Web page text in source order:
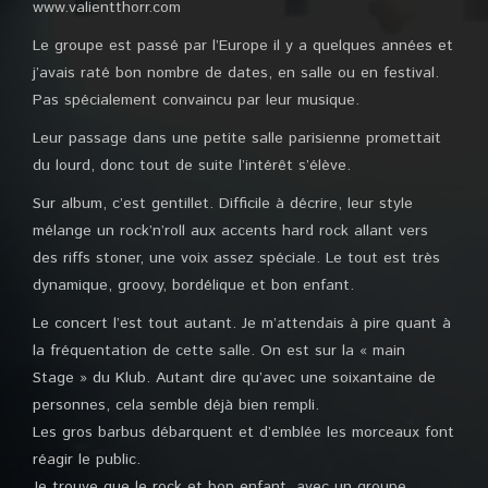
www.valientthorr.com
Le groupe est passé par l’Europe il y a quelques années et
j’avais raté bon nombre de dates, en salle ou en festival.
Pas spécialement convaincu par leur musique.
Leur passage dans une petite salle parisienne promettait
du lourd, donc tout de suite l’intérêt s’élève.
Sur album, c’est gentillet. Difficile à décrire, leur style
mélange un rock’n’roll aux accents hard rock allant vers
des riffs stoner, une voix assez spéciale. Le tout est très
dynamique, groovy, bordélique et bon enfant.
Le concert l’est tout autant. Je m’attendais à pire quant à
la fréquentation de cette salle. On est sur la « main
Stage » du Klub. Autant dire qu’avec une soixantaine de
personnes, cela semble déjà bien rempli.
Les gros barbus débarquent et d’emblée les morceaux font
réagir le public.